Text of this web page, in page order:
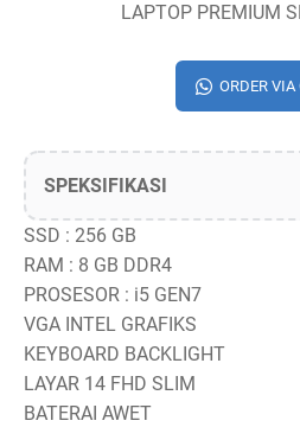
LAPTOP PREMIUM
ORDER VIA
SPEKSIFIKASI
SSD : 256 GB
RAM : 8 GB DDR4
PROSESOR : i5 GEN7
VGA INTEL GRAFIKS
KEYBOARD BACKLIGHT
LAYAR 14 FHD SLIM
BATERAI AWET